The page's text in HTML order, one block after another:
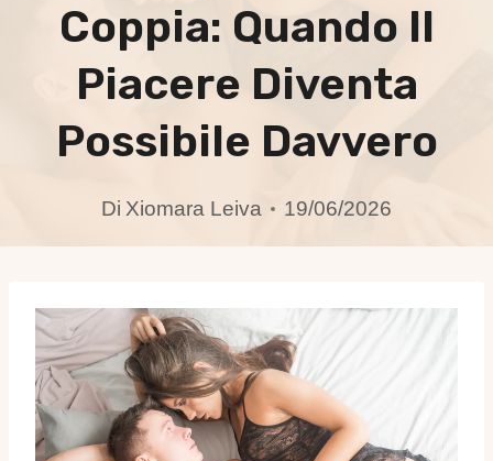
Coppia: Quando Il
Piacere Diventa
Possibile Davvero
Di Xiomara Leiva 19/06/2026